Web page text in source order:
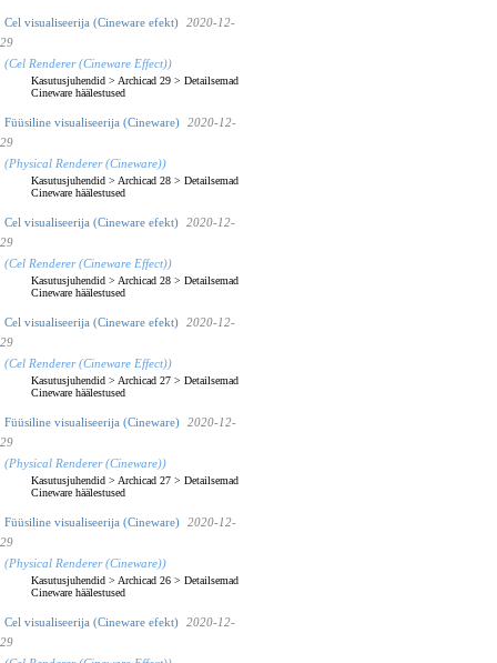
Cel visualiseerija (Cineware efekt)
2020-12-
29
(Cel Renderer (Cineware Effect))
Kasutusjuhendid > Archicad 29 > Detailsemad
Cineware häälestused
Füüsiline visualiseerija (Cineware)
2020-12-
29
(Physical Renderer (Cineware))
Kasutusjuhendid > Archicad 28 > Detailsemad
Cineware häälestused
Cel visualiseerija (Cineware efekt)
2020-12-
29
(Cel Renderer (Cineware Effect))
Kasutusjuhendid > Archicad 28 > Detailsemad
Cineware häälestused
Cel visualiseerija (Cineware efekt)
2020-12-
29
(Cel Renderer (Cineware Effect))
Kasutusjuhendid > Archicad 27 > Detailsemad
Cineware häälestused
Füüsiline visualiseerija (Cineware)
2020-12-
29
(Physical Renderer (Cineware))
Kasutusjuhendid > Archicad 27 > Detailsemad
Cineware häälestused
Füüsiline visualiseerija (Cineware)
2020-12-
29
(Physical Renderer (Cineware))
Kasutusjuhendid > Archicad 26 > Detailsemad
Cineware häälestused
Cel visualiseerija (Cineware efekt)
2020-12-
29